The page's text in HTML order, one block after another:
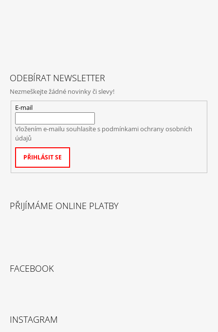
ODEBÍRAT NEWSLETTER
Nezmeškejte žádné novinky či slevy!
E-mail
Vložením e-mailu souhlasíte s podmínkami ochrany osobních
údajů
PŘIHLÁSIT SE
PŘIJÍMÁME ONLINE PLATBY
FACEBOOK
INSTAGRAM